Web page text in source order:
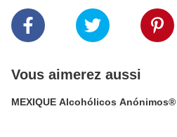
Vous aimerez aussi
MEXIQUE Alcohólicos Anónimos®